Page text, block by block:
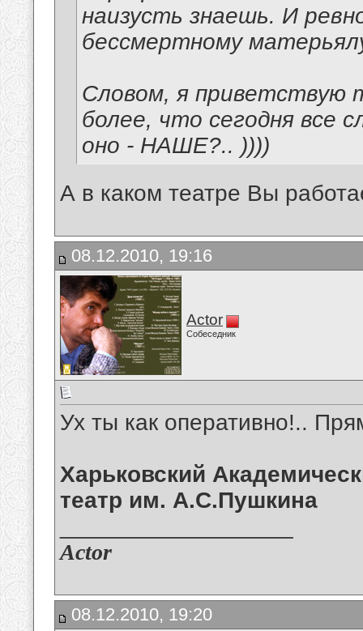
наизусть знаешь. И
бессмертному
Словом, я приветствую
более, что сегодня все
оно - НАШЕ?.. ))))
А в каком театре Вы
08.12.2010, 19:16
Actor
Собеседник
Ух ты как оперативно!..
Харьковский
театр им. А.С.Пушкина
Actor
08.12.2010, 19:20